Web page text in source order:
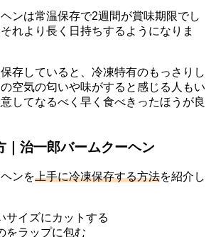
ンは常温保存で2週間が賞味期限でし
れより長く日持ちするようになりま
存していると、冷凍特有のもっさりし
空気の匂いや味がすると感じる人もい
してなるべく早く食べきったほうが良
｜治一郎バームクーヘン
ンを上手に冷凍保存する方法を紹介し
サイズにカットする
をラップに包む